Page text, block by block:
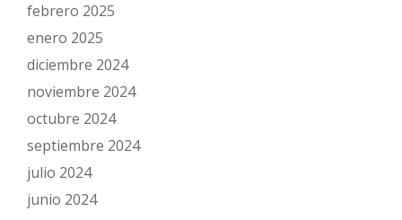
febrero 2025
enero 2025
diciembre 2024
noviembre 2024
octubre 2024
septiembre 2024
julio 2024
junio 2024